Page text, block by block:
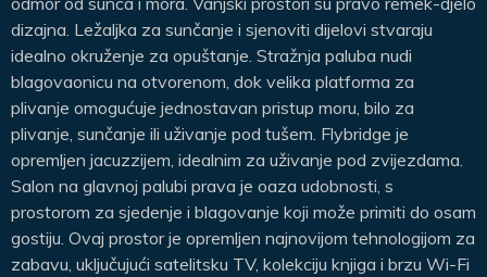
dizajna. Ležaljka za sunčanje i sjenoviti dijelovi stvaraju
idealno okruženje za opuštanje. Stražnja paluba nudi
blagovaonicu na otvorenom, dok velika platforma za
plivanje omogućuje jednostavan pristup moru, bilo za
plivanje, sunčanje ili uživanje pod tušem. Flybridge je
opremljen jacuzzijem, idealnim za uživanje pod zvijezdama.
Salon na glavnoj palubi prava je oaza udobnosti, s
prostorom za sjedenje i blagovanje koji može primiti do osam
gostiju. Ovaj prostor je opremljen najnovijom tehnologijom za
zabavu, uključujući satelitsku TV, kolekciju knjiga i brzu Wi-Fi